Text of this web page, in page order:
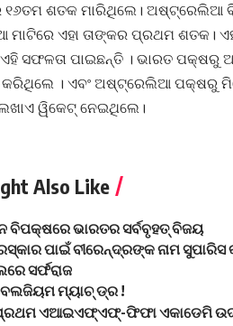
ଶତକ ମାରିଥିଲେ। ଅଷ୍ଟ୍ରେଲିଆ
ଏହା ତାଙ୍କର ପ୍ରଥମ ଶତକ।
ଏହି ସଫଳତା ପାଇଛନ୍ତି । ଭାରତ
। ଏବଂ ଅଷ୍ଟ୍ରେଲିଆ ପକ୍ଷରୁ
ୱିକେଟ୍ ନେଇଥିଲେ।
Also Like
ବିପକ୍ଷରେ ଭାରତର ସର୍ବବୃହତ୍ ବିଜୟ
ପାଇଁ ବୀରେନ୍ଦ୍ରଙ୍କ ନାମ
ସର୍ଫରାଜ
ମ୍ୟାଚ୍ ଡ୍ର !
ଏଆଇଏଫ୍‌ଏଫ୍‌-ଫିଫା ଏକାଡେମି